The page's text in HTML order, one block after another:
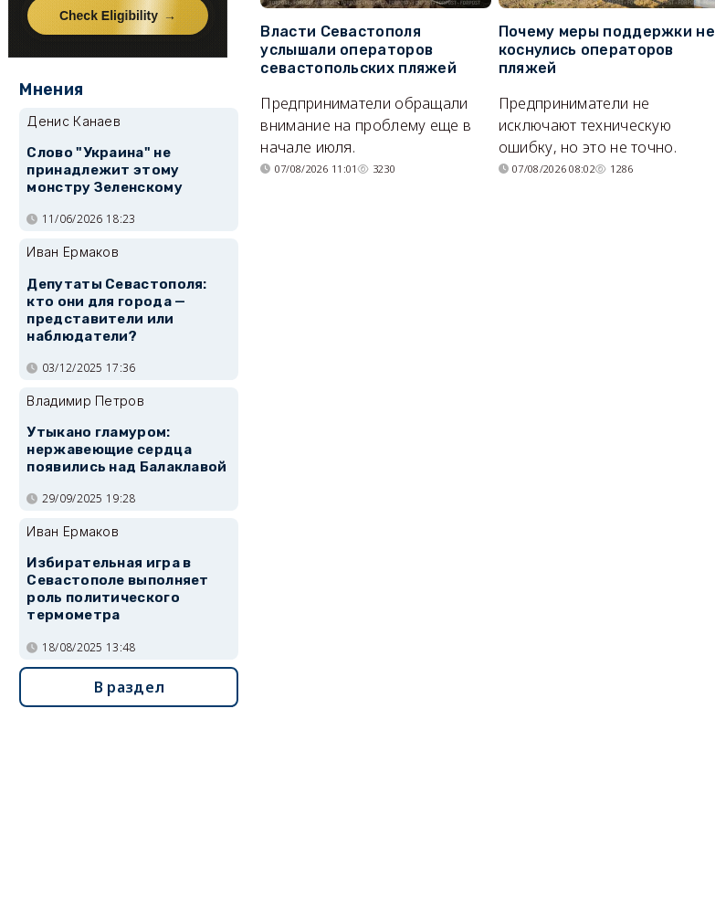
Власти Севастополя
услышали операторов
севастопольских пляжей
Предприниматели обращали
внимание на проблему еще в
начале июля.
07/08/2026 11:01 3230
Почему меры поддержки не
коснулись операторов
пляжей
Предприниматели не
исключают техническую
ошибку, но это не точно.
07/08/2026 08:02 1286
Мнения
Денис Канаев
Слово "Украина" не
принадлежит этому
монстру Зеленскому
11/06/2026 18:23
Иван Ермаков
Депутаты Севастополя:
кто они для города —
представители или
наблюдатели?
03/12/2025 17:36
Владимир Петров
Утыкано гламуром:
нержавеющие сердца
появились над Балаклавой
29/09/2025 19:28
Иван Ермаков
Избирательная игра в
Севастополе выполняет
роль политического
термометра
18/08/2025 13:48
В раздел